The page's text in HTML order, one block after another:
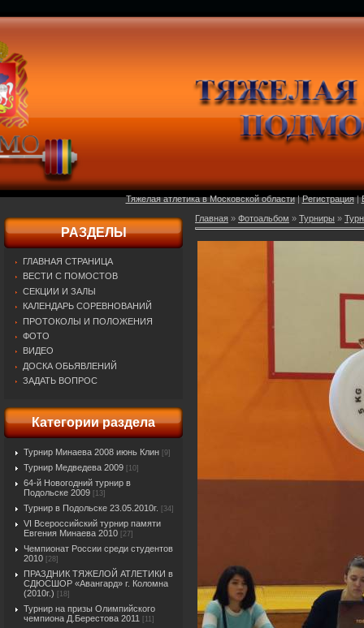
Тяжелая атлетика в Московской области|Регистрация|
РАЗДЕЛЫ
ГЛАВНАЯ СТРАНИЦА
ВЕСТИ С ПОМОСТОВ
СЕКЦИИ И ЗАЛЫ
КАЛЕНДАРЬ СОРЕВНОВАНИЙ
ПРОТОКОЛЫ И ПОЛОЖЕНИЯ
ФОТО
ВИДЕО
ДОСКА ОБЬЯВЛЕНИЙ
ЗАДАТЬ ВОПРОС
Категории раздела
Турнир Минаева 2008 июнь Клин [9]
Турнир Медведева 2009 [10]
64-й Новогодний турнир в
Подольске 2009
[13]
Турнир в Подольске 23.05.2010г. [34]
VI Всероссийский турнир памяти
Евгения Минаева 2010 [27]
Чемпионат России среди студентов
2010 [28]
ПРАЗДНИК ТЯЖЕЛОЙ АТЛЕТИКИ в
СДЮСШОР «Авангард» г. Коломна
(2010г.)
[18]
Турнир на призы Олимпийского
чемпиона Д.Берестова 2011
[11]
Главная » Фотоальбом » Турниры »